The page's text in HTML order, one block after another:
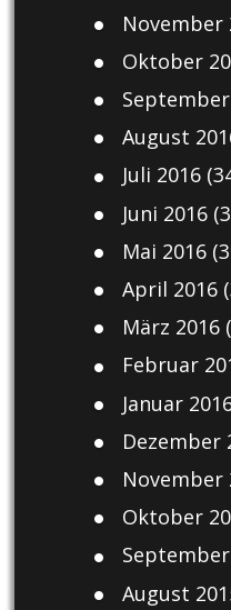
November
Oktober
August
Juli 2016
Juni 2016
Mai 2016
April 2016
März 2016
Februar
Januar
Dezember
November
Oktober
August